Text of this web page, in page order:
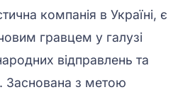
компанія в Україні, є
гравцем у галузі
відправлень та
Заснована з метою